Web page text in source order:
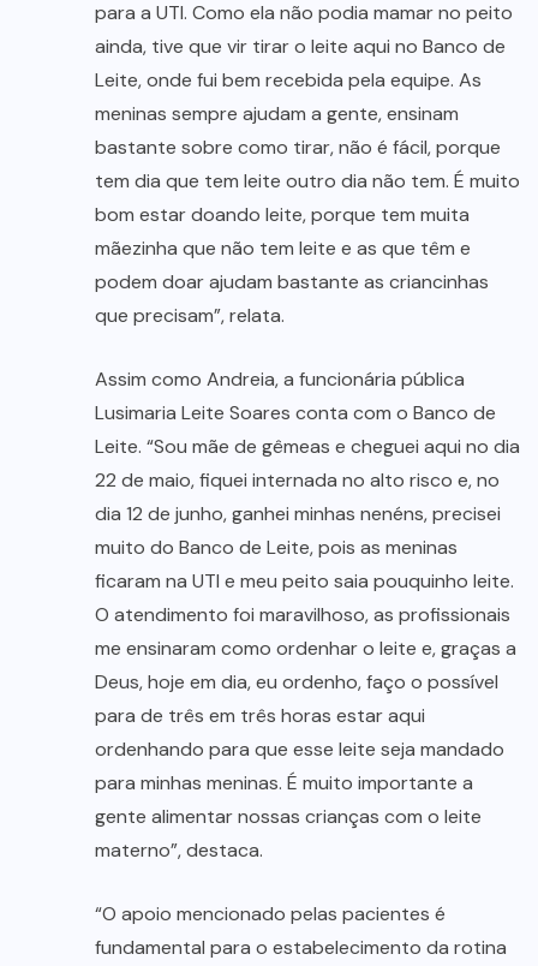
para a UTI. Como ela não podia mamar no peito
ainda, tive que vir tirar o leite aqui no Banco de
Leite, onde fui bem recebida pela equipe. As
meninas sempre ajudam a gente, ensinam
bastante sobre como tirar, não é fácil, porque
tem dia que tem leite outro dia não tem. É muito
bom estar doando leite, porque tem muita
mãezinha que não tem leite e as que têm e
podem doar ajudam bastante as criancinhas
que precisam”, relata.
Assim como Andreia, a funcionária pública
Lusimaria Leite Soares conta com o Banco de
Leite. “Sou mãe de gêmeas e cheguei aqui no dia
22 de maio, fiquei internada no alto risco e, no
dia 12 de junho, ganhei minhas nenéns, precisei
muito do Banco de Leite, pois as meninas
ficaram na UTI e meu peito saia pouquinho leite.
O atendimento foi maravilhoso, as profissionais
me ensinaram como ordenhar o leite e, graças a
Deus, hoje em dia, eu ordenho, faço o possível
para de três em três horas estar aqui
ordenhando para que esse leite seja mandado
para minhas meninas. É muito importante a
gente alimentar nossas crianças com o leite
materno”, destaca.
“O apoio mencionado pelas pacientes é
fundamental para o estabelecimento da rotina